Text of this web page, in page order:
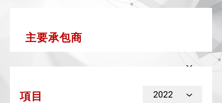
主要承包商
項目 2022